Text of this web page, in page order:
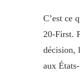
C’est ce
20-First.
décision,
aux